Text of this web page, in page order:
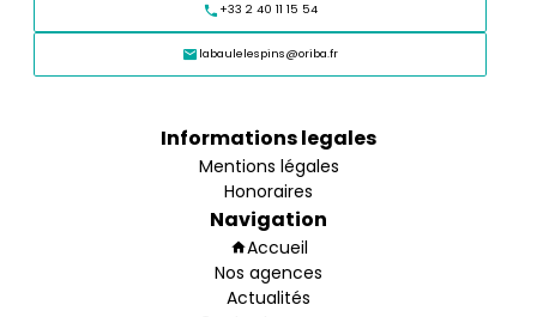
+33 2 40 11 15 54
labaulelespins@oriba.fr
Informations legales
Mentions légales
Honoraires
Navigation
Accueil
Nos agences
Actualités